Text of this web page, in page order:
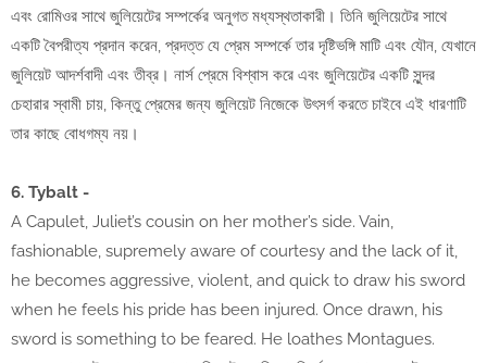
এবং রোমিওর সাথে জুলিয়েটের সম্পর্কের অনুগত মধ্যস্থতাকারী। তিনি জুলিয়েটের সাথে
একটি বৈপরীত্য প্রদান করেন, প্রদত্ত যে প্রেম সম্পর্কে তার দৃষ্টিভঙ্গি মাটি এবং যৌন, যেখানে
জুলিয়েট আদর্শবাদী এবং তীব্র। নার্স প্রেমে বিশ্বাস করে এবং জুলিয়েটের একটি সুন্দর
চেহারার স্বামী চায়, কিন্তু প্রেমের জন্য জুলিয়েট নিজেকে উৎসর্গ করতে চাইবে এই ধারণাটি
তার কাছে বোধগম্য নয়।
6. Tybalt -
A Capulet, Juliet’s cousin on her mother’s side. Vain,
fashionable, supremely aware of courtesy and the lack of it,
he becomes aggressive, violent, and quick to draw his sword
when he feels his pride has been injured. Once drawn, his
sword is something to be feared. He loathes Montagues.